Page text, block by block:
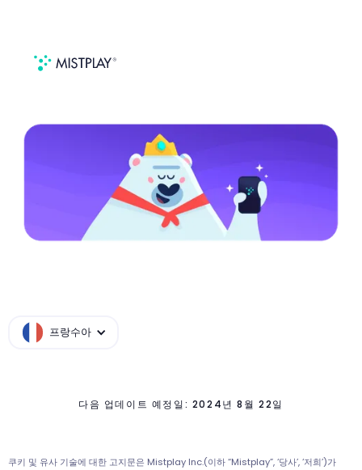
프랑수아
다음 업데이트 예정일: 2024년 8월 22일
쿠키 및 유사 기술에 대한 고지문은 Mistplay Inc.(이하 “Mistplay”, ‘당사’, ‘저희’)가